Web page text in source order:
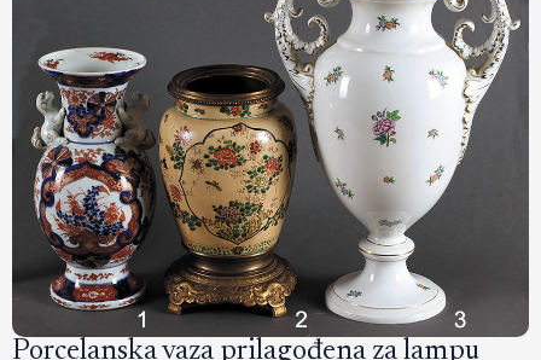
Porcelanska vaza prilagođena za lampu